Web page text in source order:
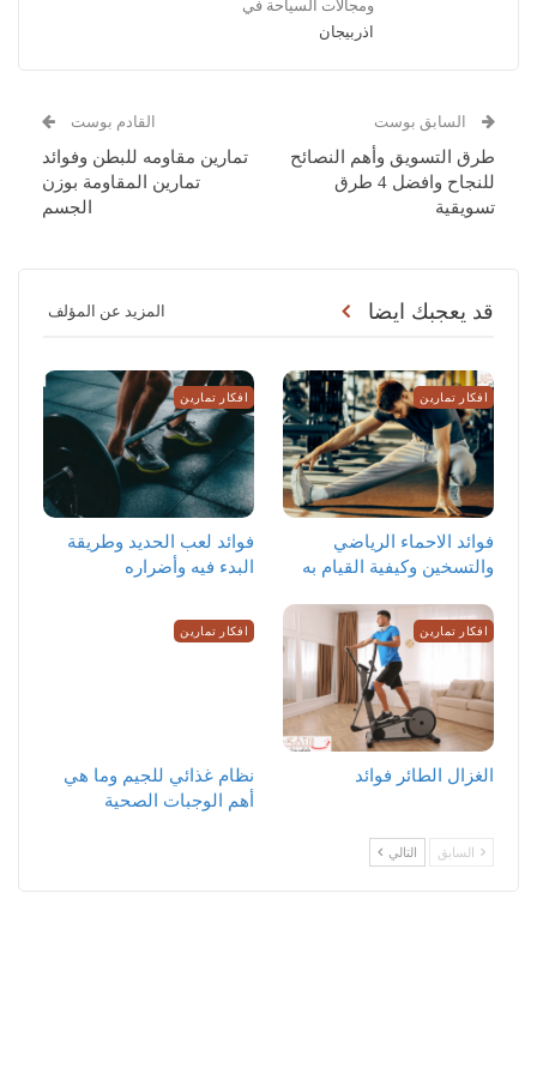
ومجالات السياحة في
اذربيجان
السابق بوست
طرق التسويق وأهم النصائح
للنجاح وافضل 4 طرق
تسويقية
القادم بوست
تمارين مقاومه للبطن وفوائد
تمارين المقاومة بوزن
الجسم
قد يعجبك ايضا المزيد عن المؤلف
افكار تمارين
‏فوائد الاحماء الرياضي
والتسخين وكيفية القيام به
افكار تمارين
فوائد لعب الحديد وطريقة
البدء فيه وأضراره
افكار تمارين
الغزال الطائر فوائد
افكار تمارين
نظام غذائي للجيم وما هي
أهم الوجبات الصحية
السابق التالي